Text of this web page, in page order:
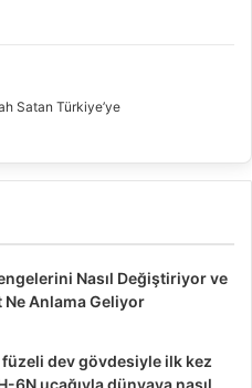
Satan Türkiye’ye
Nasıl Değiştiriyor ve
Ne Anlama Geliyor
dev gövdesiyle ilk kez
6N uçağıyla dünyaya nasıl